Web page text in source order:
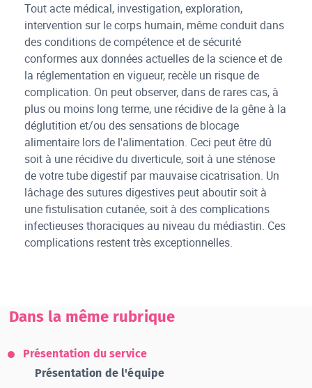
Tout acte médical, investigation, exploration,
intervention sur le corps humain, même conduit dans
des conditions de compétence et de sécurité
conformes aux données actuelles de la science et de
la réglementation en vigueur, recèle un risque de
complication. On peut observer, dans de rares cas, à
plus ou moins long terme, une récidive de la gêne à la
déglutition et/ou des sensations de blocage
alimentaire lors de l'alimentation. Ceci peut être dû
soit à une récidive du diverticule, soit à une sténose
de votre tube digestif par mauvaise cicatrisation. Un
lâchage des sutures digestives peut aboutir soit à
une fistulisation cutanée, soit à des complications
infectieuses thoraciques au niveau du médiastin. Ces
complications restent très exceptionnelles.
Dans la même rubrique
Présentation du service
Présentation de l'équipe